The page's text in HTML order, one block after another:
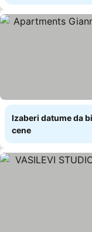
Izaberi datume da
cene